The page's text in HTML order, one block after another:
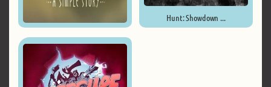
Hunt: Showdown ...